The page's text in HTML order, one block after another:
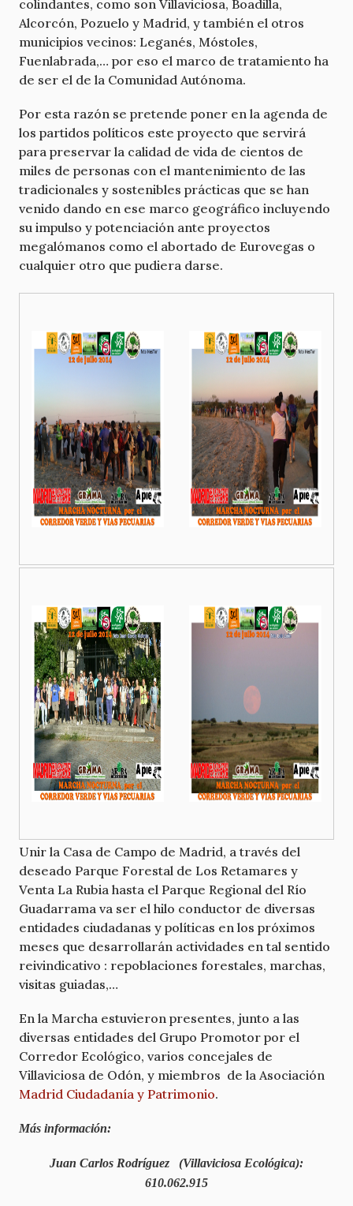
colindantes, como son Villaviciosa, Boadilla,
Alcorcón, Pozuelo y Madrid, y también el otros
municipios vecinos: Leganés, Móstoles,
Fuenlabrada,… por eso el marco de tratamiento ha
de ser el de la Comunidad Autónoma.
Por esta razón se pretende poner en la agenda de
los partidos políticos este proyecto que servirá
para preservar la calidad de vida de cientos de
miles de personas con el mantenimiento de las
tradicionales y sostenibles prácticas que se han
venido dando en ese marco geográfico incluyendo
su impulso y potenciación ante proyectos
megalómanos como el abortado de Eurovegas o
cualquier otro que pudiera darse.
Unir la Casa de Campo de Madrid, a través del
deseado Parque Forestal de Los Retamares y
Venta La Rubia hasta el Parque Regional del Río
Guadarrama va ser el hilo conductor de diversas
entidades ciudadanas y políticas en los próximos
meses que desarrollarán actividades en tal sentido
reivindicativo : repoblaciones forestales, marchas,
visitas guiadas,…
En la Marcha estuvieron presentes, junto a las
diversas entidades del Grupo Promotor por el
Corredor Ecológico, varios concejales de
Villaviciosa de Odón, y miembros de la Asociación
Madrid Ciudadanía y Patrimonio.
Más información:
Juan Carlos Rodríguez (Villaviciosa Ecológica):
610.062.915